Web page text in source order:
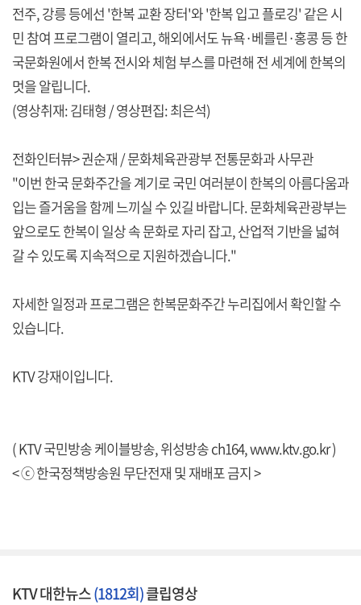
전주, 강릉 등에선 '한복 교환 장터'와 '한복 입고 플로깅' 같은 시
민 참여 프로그램이 열리고, 해외에서도 뉴욕·베를린·홍콩 등 한
국문화원에서 한복 전시와 체험 부스를 마련해 전 세계에 한복의
멋을 알립니다.
(영상취재: 김태형 / 영상편집: 최은석)
전화인터뷰> 권순재 / 문화체육관광부 전통문화과 사무관
"이번 한국 문화주간을 계기로 국민 여러분이 한복의 아름다움과
입는 즐거움을 함께 느끼실 수 있길 바랍니다. 문화체육관광부는
앞으로도 한복이 일상 속 문화로 자리 잡고, 산업적 기반을 넓혀
갈 수 있도록 지속적으로 지원하겠습니다."
자세한 일정과 프로그램은 한복문화주간 누리집에서 확인할 수
있습니다.
KTV 강재이입니다.
( KTV 국민방송 케이블방송, 위성방송 ch164,www.ktv.go.kr)
< ⓒ 한국정책방송원 무단전재 및 재배포 금지 >
KTV 대한뉴스(1812회)클립영상